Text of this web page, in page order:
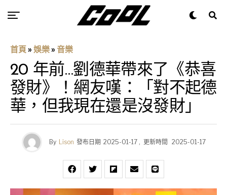
首頁 » 娛樂 » 音樂
20 年前…劉德華帶來了《恭喜
發財》！網友嘆：「對不起德
華，但我現在還是沒發財」
By Lison 發布日期 2025-01-17, 更新時間 2025-01-17